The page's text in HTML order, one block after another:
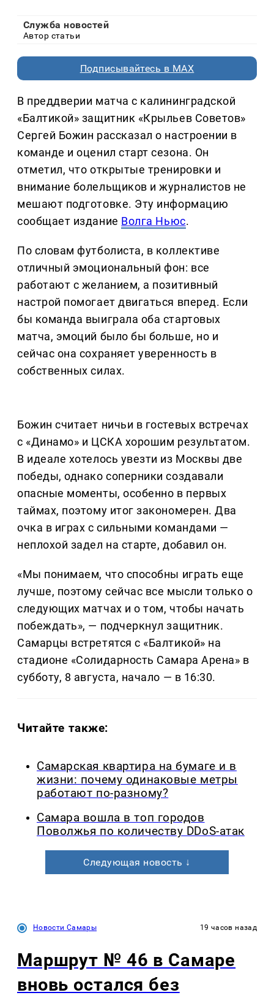
Служба новостей
Автор статьи
Подписывайтесь в MAX
В преддверии матча с калининградской
«Балтикой» защитник «Крыльев Советов»
Сергей Божин рассказал о настроении в
команде и оценил старт сезона. Он
отметил, что открытые тренировки и
внимание болельщиков и журналистов не
мешают подготовке. Эту информацию
сообщает издание Волга Ньюс.
По словам футболиста, в коллективе
отличный эмоциональный фон: все
работают с желанием, а позитивный
настрой помогает двигаться вперед. Если
бы команда выиграла оба стартовых
матча, эмоций было бы больше, но и
сейчас она сохраняет уверенность в
собственных силах.
Божин считает ничьи в гостевых встречах
с «Динамо» и ЦСКА хорошим результатом.
В идеале хотелось увезти из Москвы две
победы, однако соперники создавали
опасные моменты, особенно в первых
таймах, поэтому итог закономерен. Два
очка в играх с сильными командами —
неплохой задел на старте, добавил он.
«Мы понимаем, что способны играть еще
лучше, поэтому сейчас все мысли только о
следующих матчах и о том, чтобы начать
побеждать», — подчеркнул защитник.
Самарцы встретятся с «Балтикой» на
стадионе «Солидарность Самара Арена» в
субботу, 8 августа, начало — в 16:30.
Читайте также:
Самарская квартира на бумаге и в
жизни: почему одинаковые метры
работают по-разному?
Самара вошла в топ городов
Поволжья по количеству DDoS-атак
Следующая новость ↓
Новости Самары 19 часов назад
Маршрут № 46 в Самаре
вновь остался без